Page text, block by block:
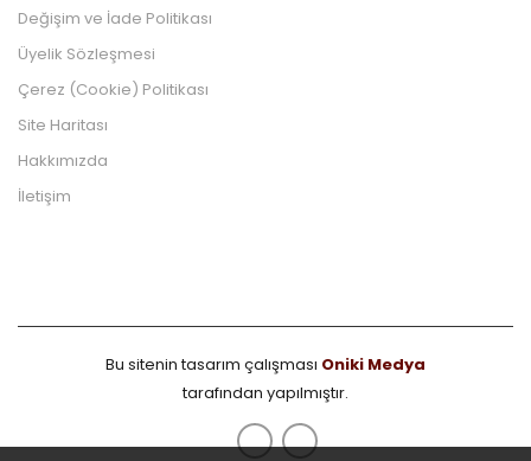
Değişim ve İade Politikası
Üyelik Sözleşmesi
Çerez (Cookie) Politikası
Site Haritası
Hakkımızda
İletişim
Bu sitenin tasarım çalışması Oniki Medya
tarafından yapılmıştır.